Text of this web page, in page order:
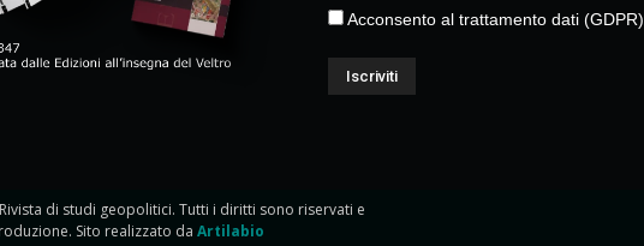
Acconsento al trattamento dati (GDPR)
di studi geopolitici. Tutti i diritti sono riservati e
Sito realizzato da Artilabio